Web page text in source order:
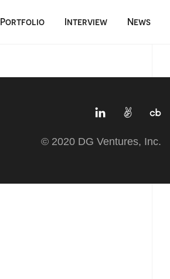
Portfolio Interview News
© 2020 DG Ventures, Inc.